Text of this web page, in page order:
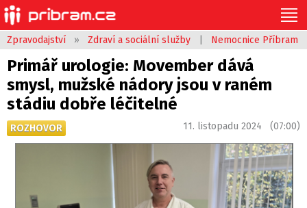
Zpravodajství » Zdraví a sociální služby Nemocnice Příbram
Primář urologie: Movember dává
smysl, mužské nádory jsou v raném
stádiu dobře léčitelné
ROZHOVOR 11. listopadu 2024 (07:00)